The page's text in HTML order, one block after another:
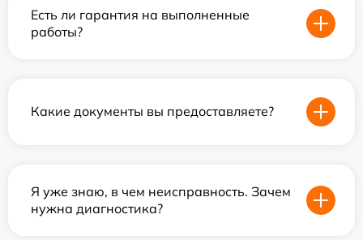
Есть ли гарантия на выполненные
работы?
Какие документы вы предоставляете?
Я уже знаю, в чем неисправность. Зачем
нужна диагностика?